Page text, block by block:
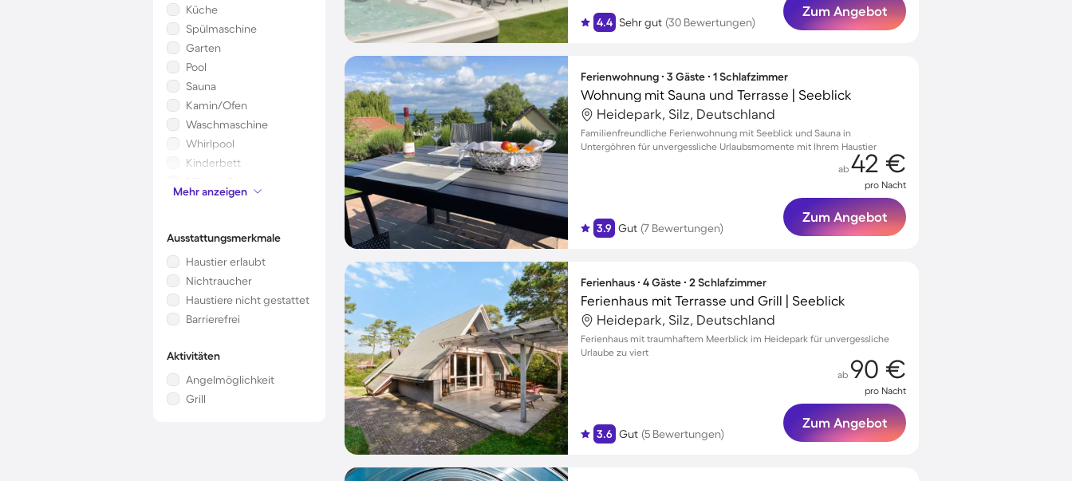
Küche
Spülmaschine
Garten
Pool
Sauna
Kamin/Ofen
Waschmaschine
Whirlpool
Kinderbett
Mikrowelle
Klimaanlage
Mehr anzeigen
Ausstattungsmerkmale
Haustier erlaubt
Nichtraucher
Haustiere nicht gestattet
Barrierefrei
Aktivitäten
Angelmöglichkeit
Grill
4.4 Sehr gut (30 Bewertungen)
Zum Angebot
Ferienwohnung ∙ 3 Gäste ∙ 1 Schlafzimmer
Wohnung mit Sauna und Terrasse | Seeblick
Heidepark, Silz, Deutschland
Familienfreundliche Ferienwohnung mit Seeblick und Sauna in
Untergöhren für unvergessliche Urlaubsmomente mit Ihrem Haustier
3.9 Gut (7 Bewertungen)
ab 42 €
pro Nacht
Zum Angebot
Ferienhaus ∙ 4 Gäste ∙ 2 Schlafzimmer
Ferienhaus mit Terrasse und Grill | Seeblick
Heidepark, Silz, Deutschland
Ferienhaus mit traumhaftem Meerblick im Heidepark für unvergessliche
Urlaube zu viert
3.6 Gut (5 Bewertungen)
ab 90 €
pro Nacht
Zum Angebot